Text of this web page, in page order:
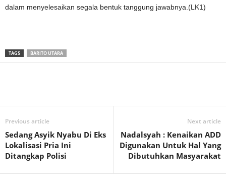
dalam menyelesaikan segala bentuk tanggung jawabnya.(LK1)
TAGS BARITO UTARA
Previous article
Sedang Asyik Nyabu Di Eks
Lokalisasi Pria Ini
Ditangkap Polisi
Next article
Nadalsyah : Kenaikan ADD
Digunakan Untuk Hal Yang
Dibutuhkan Masyarakat